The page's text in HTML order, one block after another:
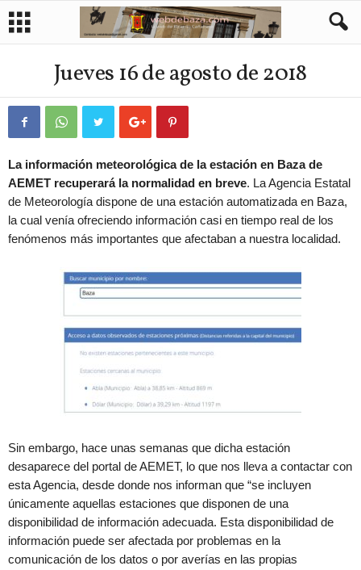
Jueves 16 de agosto de 2018
La información meteorológica de la estación en Baza de
AEMET recuperará la normalidad en breve. La Agencia Estatal
de Meteorología dispone de una estación automatizada en Baza,
la cual venía ofreciendo información casi en tiempo real de los
fenómenos más importantes que afectaban a nuestra localidad.
Sin embargo, hace unas semanas que dicha estación
desaparece del portal de AEMET, lo que nos lleva a contactar con
esta Agencia, desde donde nos informan que “se incluyen
únicamente aquellas estaciones que disponen de una
disponibilidad de información adecuada. Esta disponibilidad de
información puede ser afectada por problemas en la
comunicación de los datos o por averías en las propias